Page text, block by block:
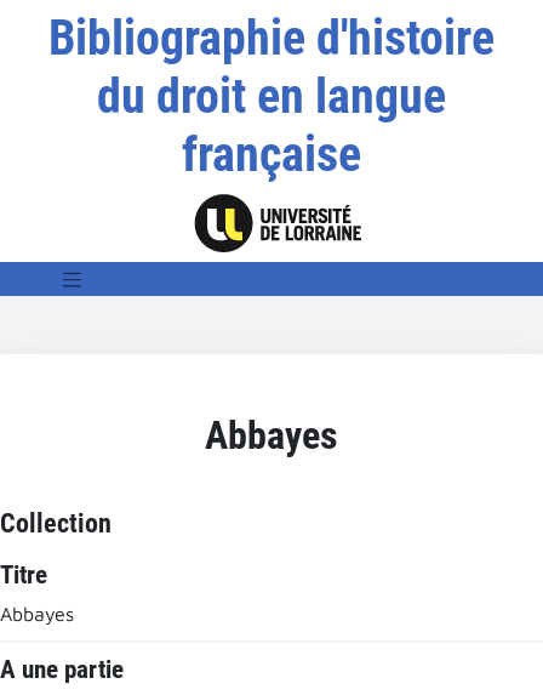
Bibliographie d'histoire
du droit en langue
française
Abbayes
Collection
Titre
Abbayes
A une partie